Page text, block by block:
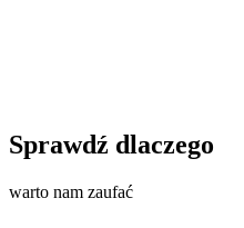
Sprawdź dlaczego
warto nam zaufać